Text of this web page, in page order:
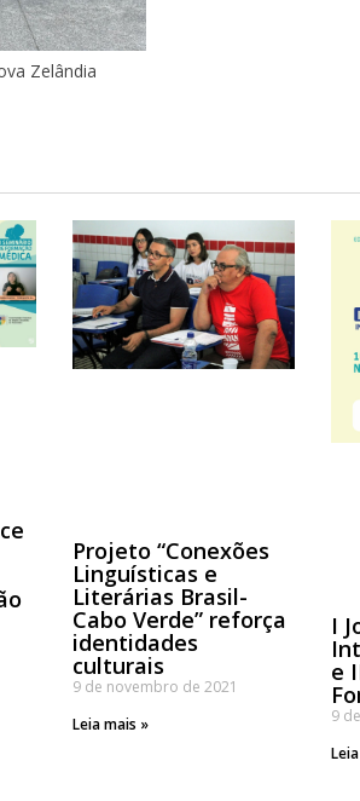
Zelândia
Projeto “Conexões
Linguísticas e
Literárias Brasil-
Cabo Verde” reforça
identidades
culturais
9 de novembro de 2021
Leia mais »
I
e
9